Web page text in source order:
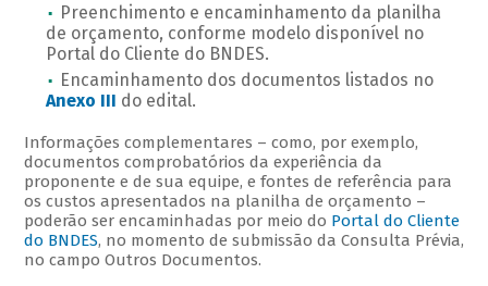
Preenchimento e encaminhamento da planilha
de orçamento, conforme modelo disponível no
Portal do Cliente do BNDES.
Encaminhamento dos documentos listados no
Anexo III do edital.
Informações complementares – como, por exemplo,
documentos comprobatórios da experiência da
proponente e de sua equipe, e fontes de referência para
os custos apresentados na planilha de orçamento –
poderão ser encaminhadas por meio do Portal do Cliente
do BNDES, no momento de submissão da Consulta Prévia,
no campo Outros Documentos.